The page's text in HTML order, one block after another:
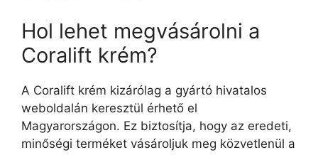
Hol lehet megvásárolni a
Coralift krém?
A Coralift krém kizárólag a gyártó hivatalos
weboldalán keresztül érhető el
Magyarországon. Ez biztosítja, hogy az eredeti,
minőségi terméket vásároljuk meg közvetlenül a